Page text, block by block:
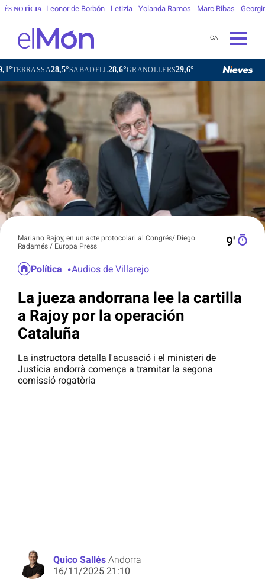
ÉS NOTÍCIA Leonor de Borbón Letizia Yolanda Ramos Marc Ribas
CA
28,5°SABADELL28,6°GRANOLLERS29,6° BARCELONA28,8°
Mariano Rajoy, en un acte protocolari al Congrés/ Diego
Radamés / Europa Press
9′
Política Audios de Villarejo
La jueza andorrana lee la cartilla
a Rajoy por la operación
Cataluña
La instructora detalla l'acusació i el ministeri de
Justícia andorrà comença a tramitar la segona
comissió rogatòria
Quico Sallés Andorra
16/11/2025 21:10